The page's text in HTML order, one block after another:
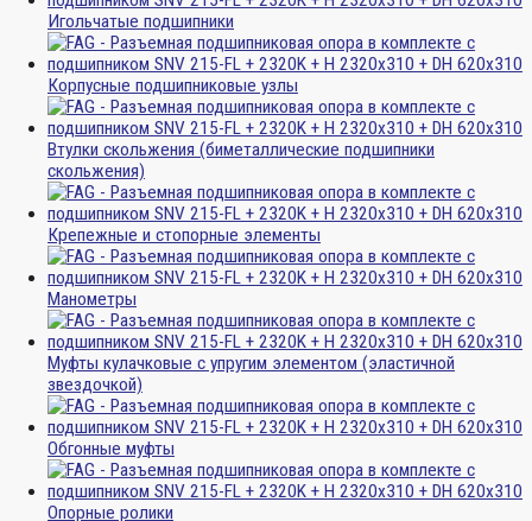
Игольчатые подшипники
Корпусные подшипниковые узлы
Втулки скольжения (биметаллические подшипники
скольжения)
Крепежные и стопорные элементы
Манометры
Муфты кулачковые с упругим элементом (эластичной
звездочкой)
Обгонные муфты
Опорные ролики